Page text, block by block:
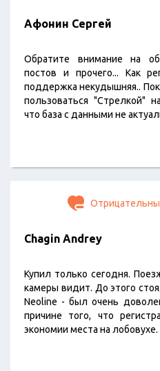
Афонин Сергей
Обратите внимание на
постов и прочего... Как
поддержка некудышняя..
пользоваться "Стрелкой"
что база с данными не
Chagin Andrey
Купил только сегодня.
камеры видит. До этого
Neoline - был очень
причине того, что
экономии места на лобовухе.